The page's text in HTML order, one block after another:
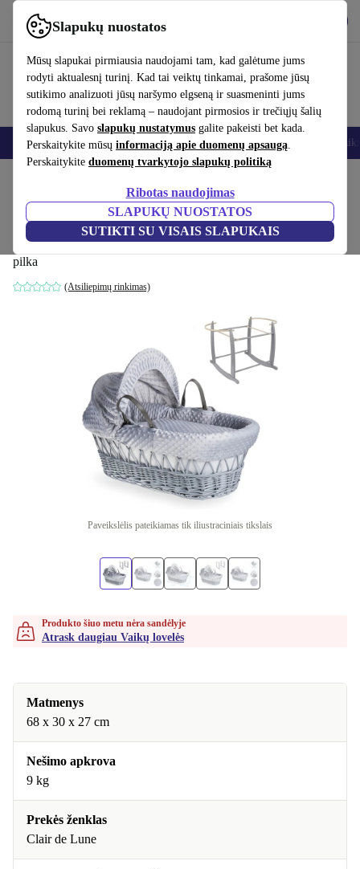
Slapukų nuostatos
Mūsų slapukai pirmiausia naudojami tam, kad galėtume jums
rodyti aktualesnį turinį. Kad tai veiktų tinkamai, prašome jūsų
sutikimo analizuoti jūsų naršymo elgseną ir suasmeninti jums
rodomą turinį bei reklamą – naudojant pirmosios ir trečiųjų šalių
slapukus. Savo slapukų nustatymus galite pakeisti bet kada.
Perskaitykite mūsų informaciją apie duomenų apsaugą.
Perskaitykite duomenų tvarkytojo slapukų politiką
Ribotas naudojimas
SLAPUKŲ NUOSTATOS
SUTIKTI SU VISAIS SLAPUKAIS
Naudok refurbed greitai ir paprastai
Išmanieji telefonai Nešiojamieji kompiuteriai Planšetės Išmanieji
Clair de Lune Dimple vytelių krepšys su
stoveliu
pilka
(Atsiliepimų rinkimas)
Paveikslėlis pateikiamas tik iliustraciniais tikslais
Produkto šiuo metu nėra sandėlyje
Atrask daugiau Vaikų lovelės
Matmenys
68 x 30 x 27 cm
Nešimo apkrova
9 kg
Prekės ženklas
Clair de Lune